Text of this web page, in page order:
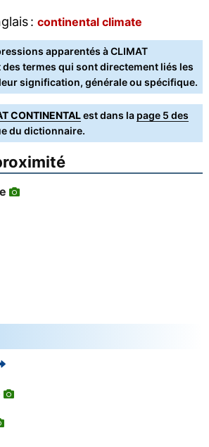
: continental climate
apparentés à CLIMAT
des termes qui sont directement liés les
signification, générale ou spécifique.
CONTINENTALest dans la page 5 des
du dictionnaire.